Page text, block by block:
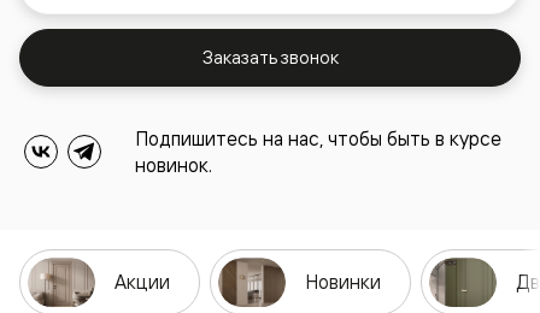
Заказать звонок
Подпишитесь на нас, чтобы быть в курсе
новинок.
Акции Новинки